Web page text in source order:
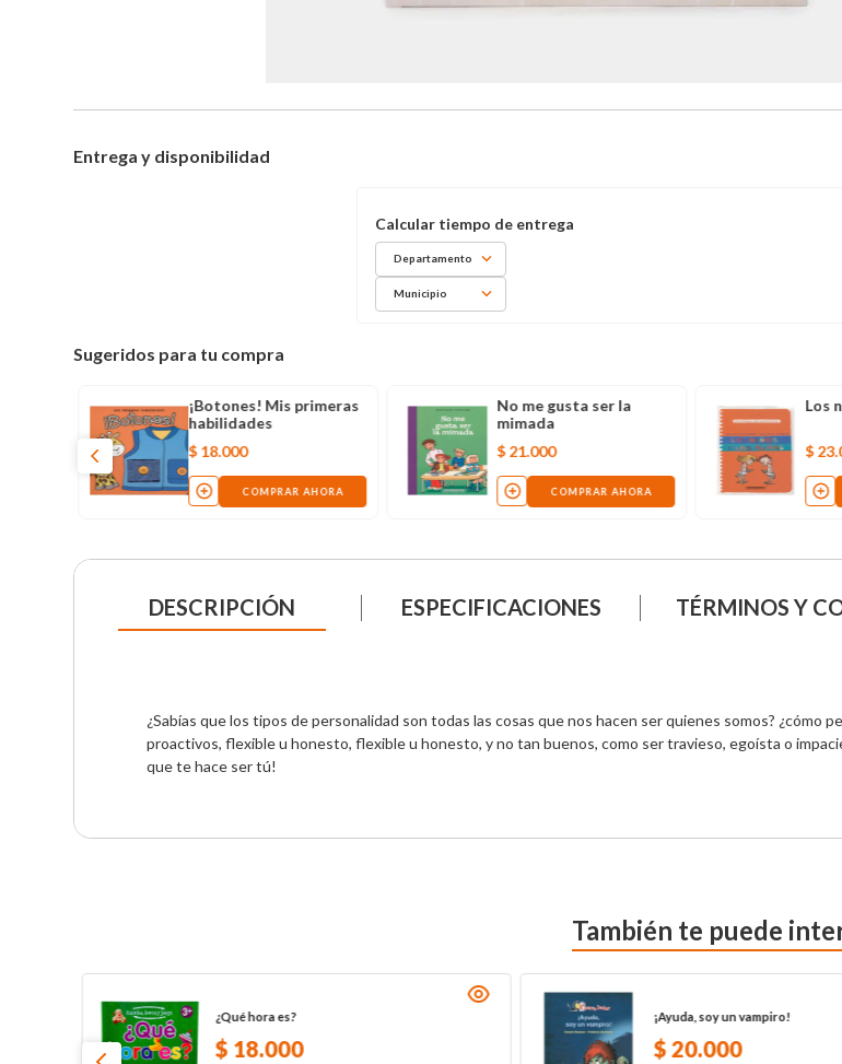
Entrega y disponibilidad
Departamento
Municipio
Sugeridos para tu compra
¡Botones! Mis primeras
habilidades
$ 18.000
COMPRAR AHORA
No me gusta ser la
mimada
$ 21.000
COMPRAR AHORA
Los
$ 23.
DESCRIPCIÓN ESPECIFICACIONES TÉRMINOS Y
¿Sabías que los tipos de personalidad son todas las cosas que nos hacen ser quienes somos? ¿cómo
proactivos, flexible u honesto, flexible u honesto, y no tan buenos, como ser travieso, egoísta o
que te hace ser tú!
También te puede
¿Qué hora es?
$ 18.000
¡Ayuda, soy un vampiro!
$20.000